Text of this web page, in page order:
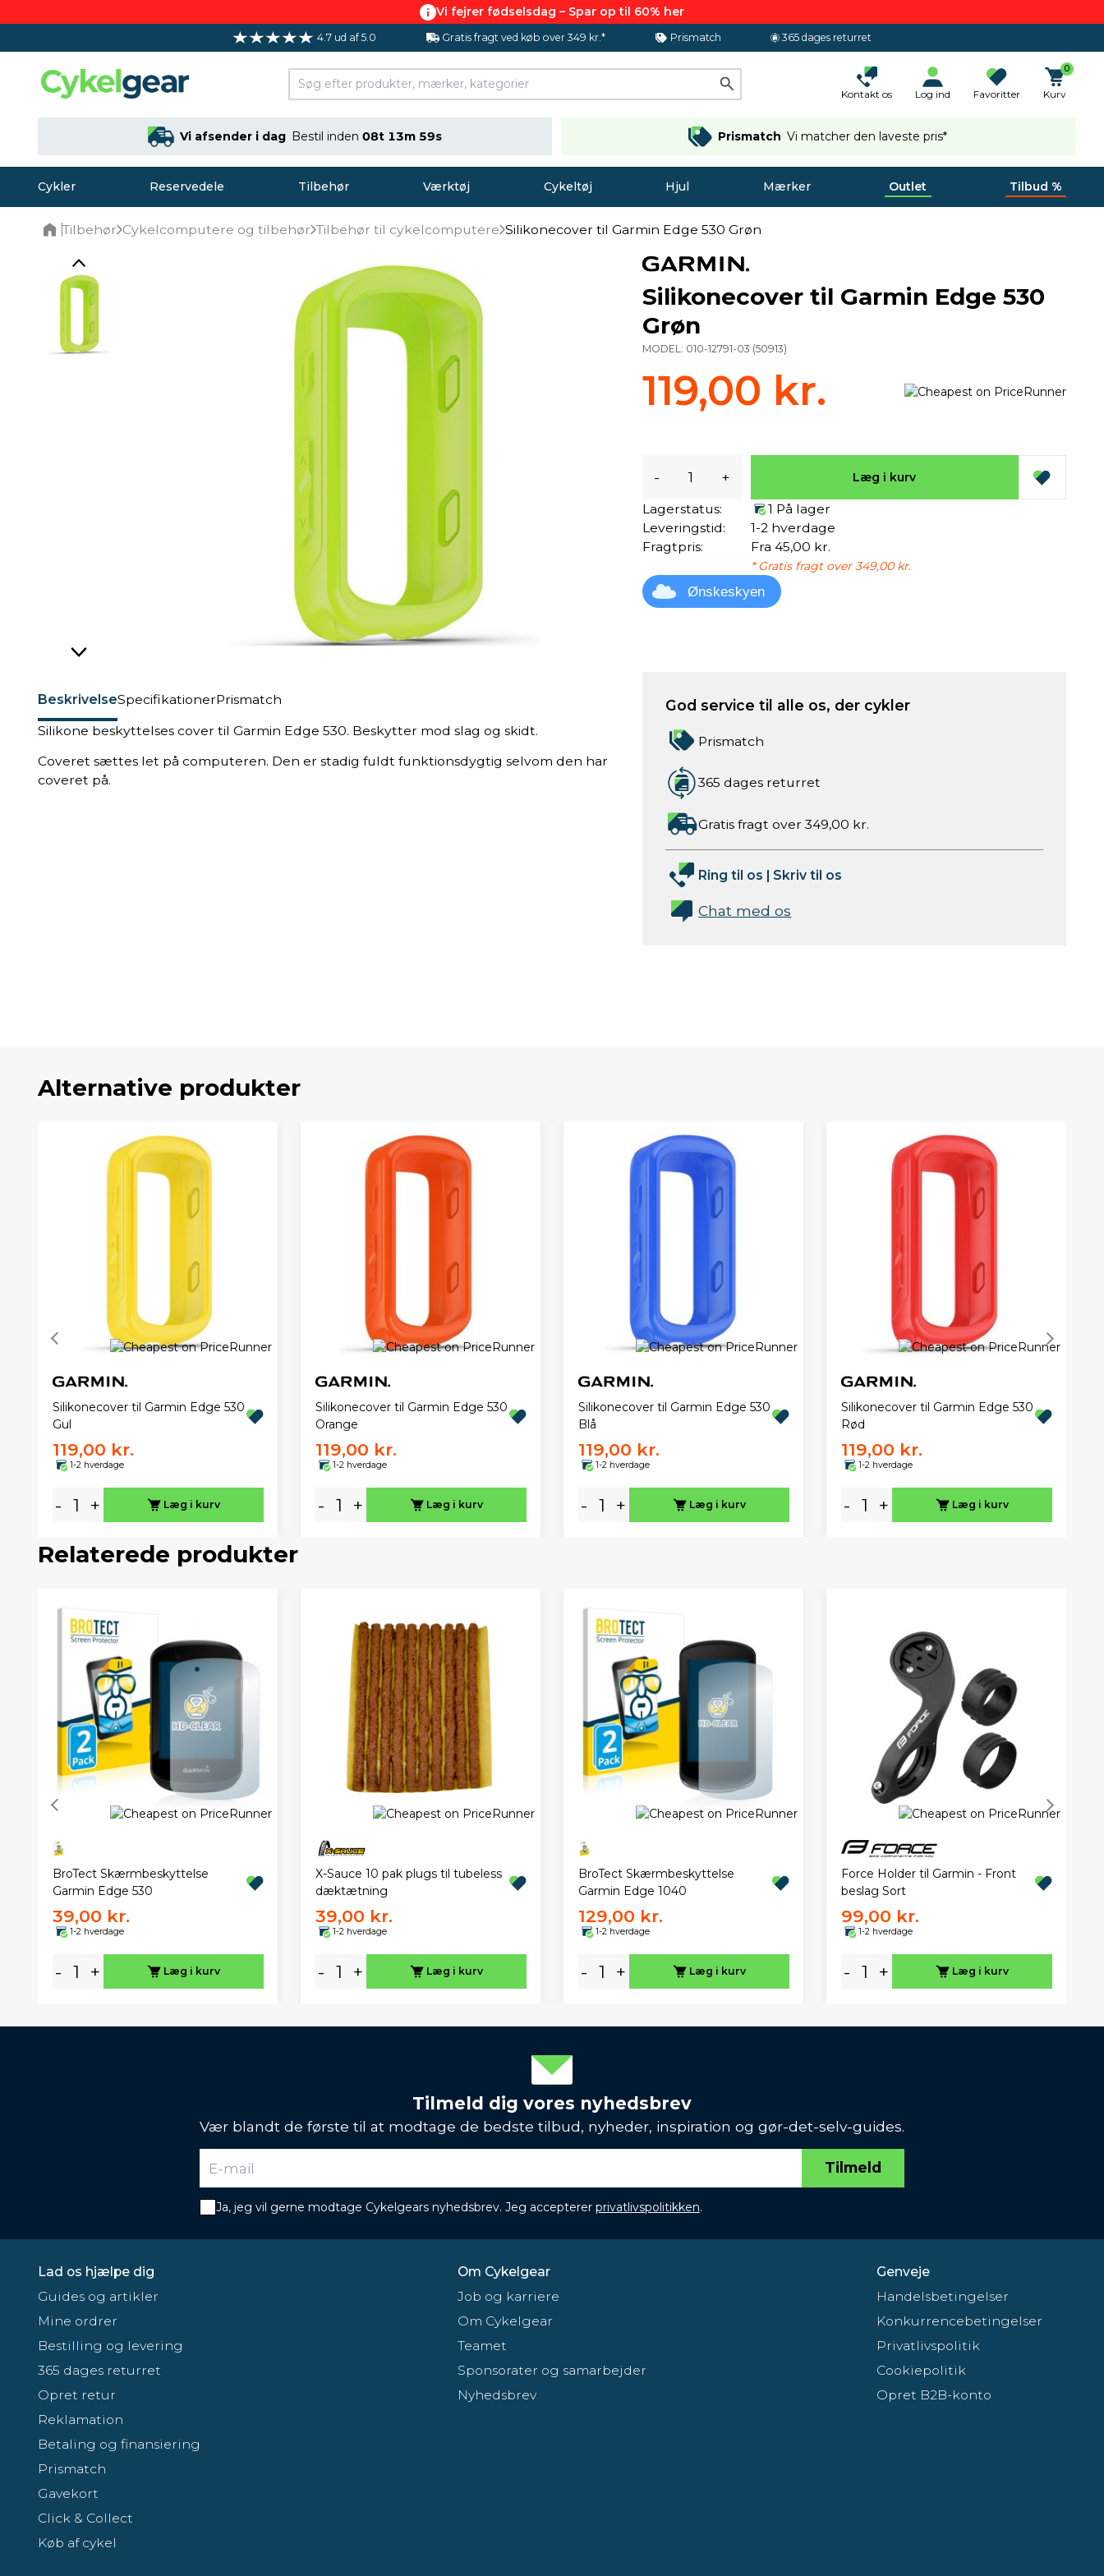
Vi fejrer fødselsdag – Spar op til 60% her
4.7 ud af 5.0 Gratis fragt ved køb over 349 kr.* Prismatch 365 dages returret
Kontakt os Log ind Favoritter
0
Kurv
Vi afsender i dag Bestil inden08t 13m 59s Prismatch Vi matcher den laveste pris*
Cykler Reservedele Tilbehør Værktøj Cykeltøj Hjul Mærker Outlet Tilbud %
Tilbehør Cykelcomputere og tilbehør Tilbehør til cykelcomputere Silikonecover til Garmin Edge 530 Grøn
BeskrivelseSpecifikationerPrismatch
Silikone beskyttelses cover til Garmin Edge 530. Beskytter mod slag og skidt.
Coveret sættes let på computeren. Den er stadig fuldt funktionsdygtig selvom den har
coveret på.
Silikonecover til Garmin Edge 530
Grøn
MODEL: 010-12791-03 (50913)
119,00 kr.
- + Læg i kurv
Lagerstatus:
1 På lager
Leveringstid:
1-2 hverdage
Fragtpris:
Fra 45,00 kr.
* Gratis fragt over 349,00 kr.
Ønskeskyen
God service til alle os, der cykler
Prismatch
365 dages returret
Gratis fragt over 349,00 kr.
Ring til os | Skriv til os
Chat med os
Alternative produkter
Silikonecover til Garmin Edge 530
Gul
119,00 kr.
1-2 hverdage
- + Læg i kurv
Silikonecover til Garmin Edge 530
Orange
119,00 kr.
1-2 hverdage
- + Læg i kurv
Silikonecover til Garmin Edge 530
Blå
119,00 kr.
1-2 hverdage
- + Læg i kurv
Silikonecover til Garmin Edge 530
Rød
119,00 kr.
1-2 hverdage
- + Læg i kurv
Relaterede produkter
BroTect Skærmbeskyttelse
Garmin Edge 530
39,00 kr.
1-2 hverdage
- + Læg i kurv
X-Sauce 10 pak plugs til tubeless
dæktætning
39,00 kr.
1-2 hverdage
- + Læg i kurv
BroTect Skærmbeskyttelse
Garmin Edge 1040
129,00 kr.
1-2 hverdage
- + Læg i kurv
Force Holder til Garmin - Front
beslag Sort
99,00 kr.
1-2 hverdage
- + Læg i kurv
Tilmeld dig vores nyhedsbrev
Vær blandt de første til at modtage de bedste tilbud, nyheder, inspiration og gør-det-selv-guides.
Tilmeld
Ja, jeg vil gerne modtage Cykelgears nyhedsbrev. Jeg accepterer privatlivspolitikken.
Lad os hjælpe dig
Guides og artikler
Mine ordrer
Bestilling og levering
365 dages returret
Opret retur
Reklamation
Betaling og finansiering
Prismatch
Gavekort
Click & Collect
Køb af cykel
Om Cykelgear
Job og karriere
Om Cykelgear
Teamet
Sponsorater og samarbejder
Nyhedsbrev
Genveje
Handelsbetingelser
Konkurrencebetingelser
Privatlivspolitik
Cookiepolitik
Opret B2B-konto